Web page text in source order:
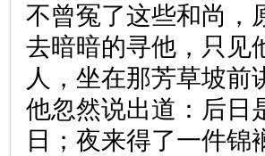
不曾冤了这些和尚，
去暗暗的寻他，只见
人，坐在那芳草坡前
他忽然说出道：后日
日；夜来得了一件锦